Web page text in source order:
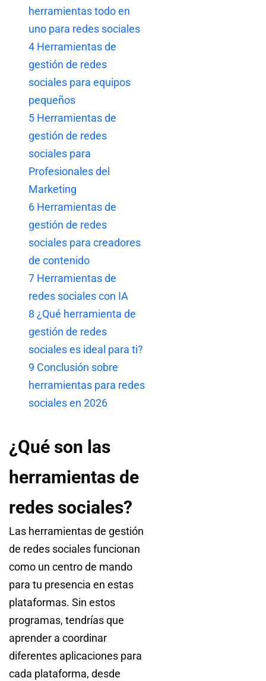
herramientas todo en
uno para redes sociales
4 Herramientas de
gestión de redes
sociales para equipos
pequeños
5 Herramientas de
gestión de redes
sociales para
Profesionales del
Marketing
6 Herramientas de
gestión de redes
sociales para creadores
de contenido
7 Herramientas de
redes sociales con IA
8 ¿Qué herramienta de
gestión de redes
sociales es ideal para ti?
9 Conclusión sobre
herramientas para redes
sociales en 2026
¿Qué son las
herramientas de
redes sociales?
Las herramientas de gestión
de redes sociales funcionan
como un centro de mando
para tu presencia en estas
plataformas. Sin estos
programas, tendrías que
aprender a coordinar
diferentes aplicaciones para
cada plataforma, desde